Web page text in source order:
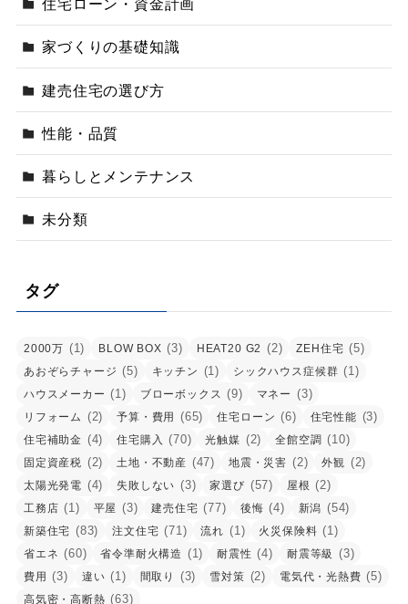
住宅ローン・資金計画
家づくりの基礎知識
建売住宅の選び方
性能・品質
暮らしとメンテナンス
未分類
タグ
2000万 (1) BLOW BOX (3) HEAT20 G2 (2) ZEH住宅 (5)
あおぞらチャージ (5) キッチン (1) シックハウス症候群 (1)
ハウスメーカー (1) ブローボックス (9) マネー (3)
リフォーム (2) 予算・費用 (65) 住宅ローン (6) 住宅性能 (3)
住宅補助金 (4) 住宅購入 (70) 光触媒 (2) 全館空調 (10)
固定資産税 (2) 土地・不動産 (47) 地震・災害 (2) 外観 (2)
太陽光発電 (4) 失敗しない (3) 家選び (57) 屋根 (2)
工務店 (1) 平屋 (3) 建売住宅 (77) 後悔 (4) 新潟 (54)
新築住宅 (83) 注文住宅 (71) 流れ (1) 火災保険料 (1)
省エネ (60) 省令準耐火構造 (1) 耐震性 (4) 耐震等級 (3)
費用 (3) 違い (1) 間取り (3) 雪対策 (2) 電気代・光熱費 (5)
高気密・高断熱 (63)